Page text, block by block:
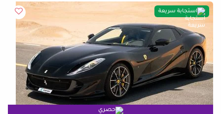
استجابة سريعة
حصري